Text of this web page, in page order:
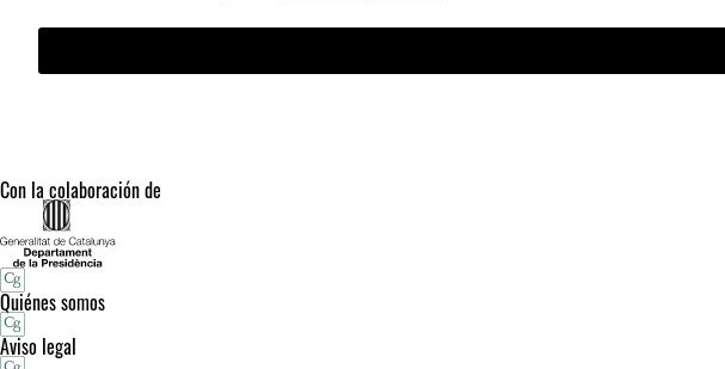
Con la colaboración de
Quiénes somos
Aviso legal